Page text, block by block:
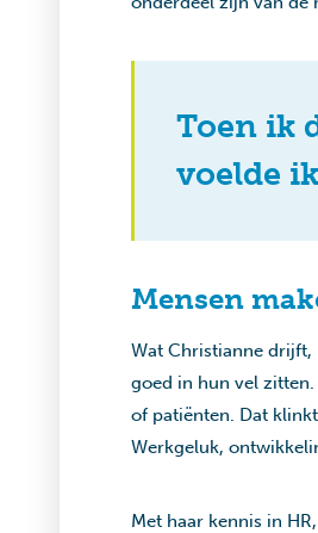
Toen ik
voelde
Mensen
Wat Christianne drijft,
goed in hun vel
of patiënten. Dat
Werkgeluk,
Met haar kennis in